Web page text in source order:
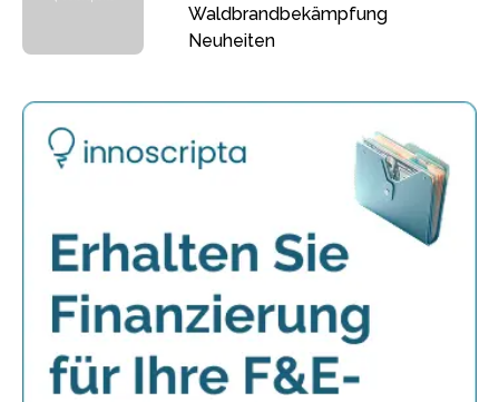
Waldbrandbekämpfung
Neuheiten